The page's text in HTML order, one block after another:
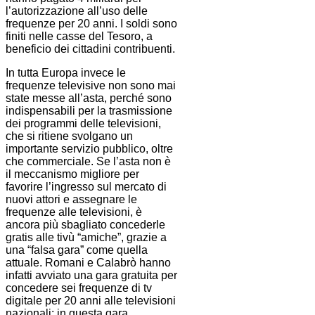
l’autorizzazione all’uso delle
frequenze per 20 anni. I soldi sono
finiti nelle casse del Tesoro, a
beneficio dei cittadini contribuenti.
In tutta Europa invece le
frequenze televisive non sono mai
state messe all’asta, perché sono
indispensabili per la trasmissione
dei programmi delle televisioni,
che si ritiene svolgano un
importante servizio pubblico, oltre
che commerciale. Se l’asta non è
il meccanismo migliore per
favorire l’ingresso sul mercato di
nuovi attori e assegnare le
frequenze alle televisioni, è
ancora più sbagliato concederle
gratis alle tivù “amiche”, grazie a
una “falsa gara” come quella
attuale. Romani e Calabrò hanno
infatti avviato una gara gratuita per
concedere sei frequenze di tv
digitale per 20 anni alle televisioni